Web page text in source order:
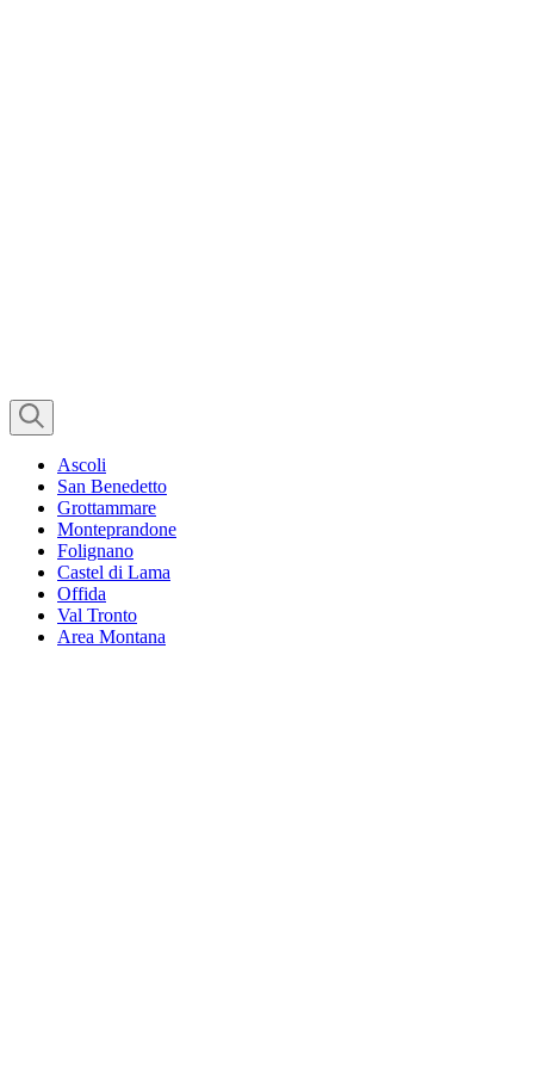
Ascoli
San Benedetto
Grottammare
Monteprandone
Folignano
Castel di Lama
Offida
Val Tronto
Area Montana